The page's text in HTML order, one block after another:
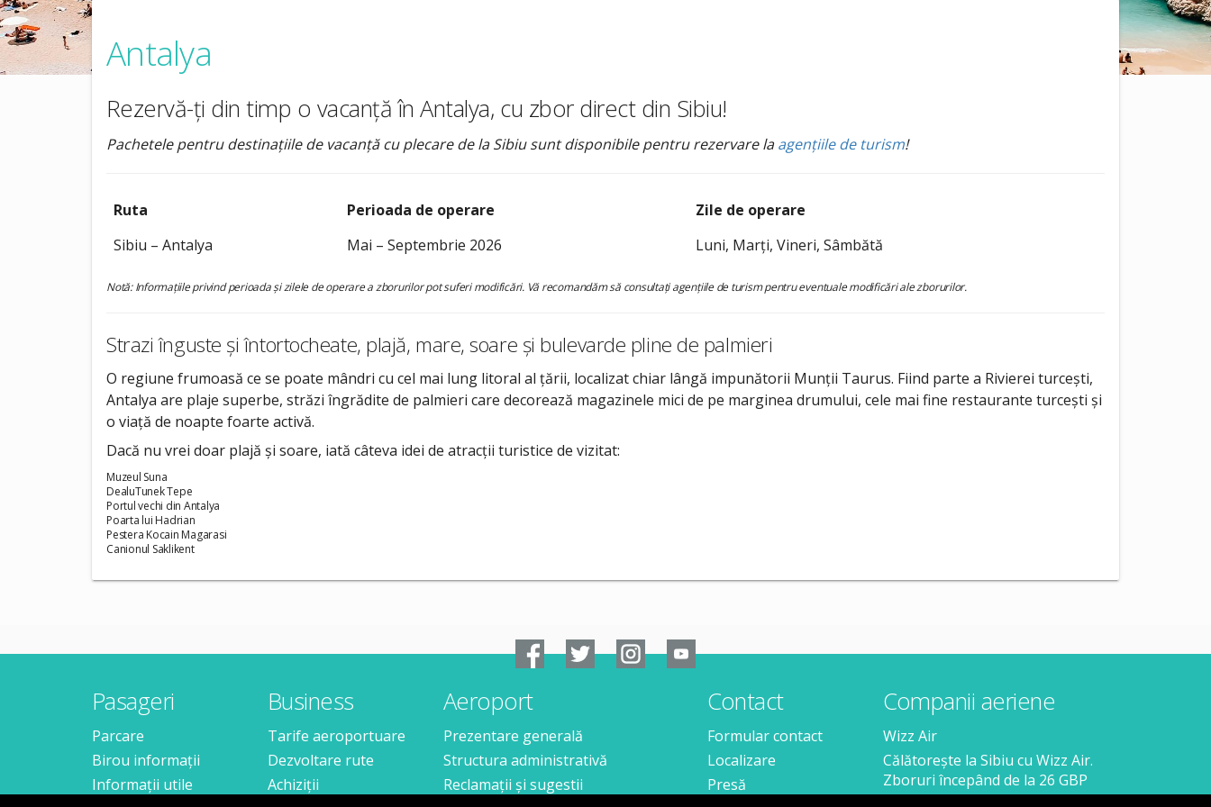
Antalya
Rezervă-ți din timp o vacanță în Antalya, cu zbor direct din Sibiu!
Pachetele pentru destinațiile de vacanță cu plecare de la Sibiu sunt disponibile pentru rezervare laagențiile de turism!
Ruta Perioada de operare
Zile de operare
Sibiu – Antalya
Mai – Septembrie 2026 Luni, Marți, Vineri, Sâmbătă
Notă: Informațiile privind perioada și zilele de operare a zborurilor pot suferi modificări. Vă recomandăm să consultați agențiile de turism pentru eventuale modificări ale zborurilor.
Strazi înguste și întortocheate, plajă, mare, soare și bulevarde pline de palmieri
O regiune frumoasă ce se poate mândri cu cel mai lung litoral al țării, localizat chiar lângă impunătorii Munții Taurus. Fiind parte a Rivierei turcești,
Antalya are plaje superbe, străzi îngrădite de palmieri care decorează magazinele mici de pe marginea drumului, cele mai fine restaurante turcești și
o viață de noapte foarte activă.
Dacă nu vrei doar plajă și soare, iată câteva idei de atracții turistice de vizitat:
Muzeul Suna
DealuTunek Tepe
Portul vechi din Antalya
Poarta lui Hadrian
Pestera Kocain Magarasi
Canionul Saklikent
Pasageri
Parcare
Birou informații
Informații utile
Business
Tarife aeroportuare
Dezvoltare rute
Achiziții
Aeroport
Prezentare generală
Structura administrativă
Reclamații și sugestii
Contact
Formular contact
Localizare
Presă
Companii aeriene
Wizz Air
Călătorește la Sibiu cu Wizz Air.
Zboruri începând de la 26 GBP